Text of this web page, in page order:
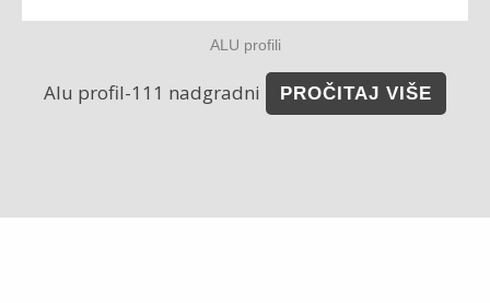
ALU profili
Alu profil-111 nadgradni PROČITAJ VIŠE